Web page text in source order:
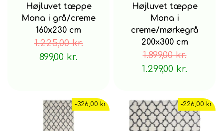
Højluvet tæppe
Mona i grå/creme
160x230 cm
1.225,00 kr.
899,00 kr.
Højluvet tæppe
Mona i
creme/mørkegrå
200x300 cm
1.899,00 kr.
1.299,00 kr.
-326,00 kr. -226,00 kr.